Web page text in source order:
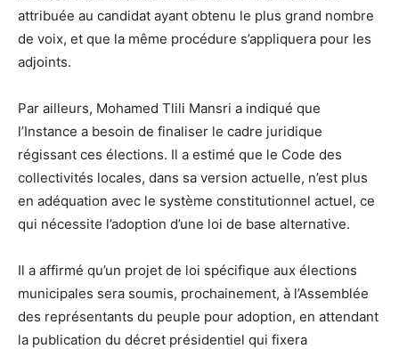
attribuée au candidat ayant obtenu le plus grand nombre
de voix, et que la même procédure s’appliquera pour les
adjoints.
Par ailleurs, Mohamed Tlili Mansri a indiqué que
l’Instance a besoin de finaliser le cadre juridique
régissant ces élections. Il a estimé que le Code des
collectivités locales, dans sa version actuelle, n’est plus
en adéquation avec le système constitutionnel actuel, ce
qui nécessite l’adoption d’une loi de base alternative.
Il a affirmé qu’un projet de loi spécifique aux élections
municipales sera soumis, prochainement, à l’Assemblée
des représentants du peuple pour adoption, en attendant
la publication du décret présidentiel qui fixera